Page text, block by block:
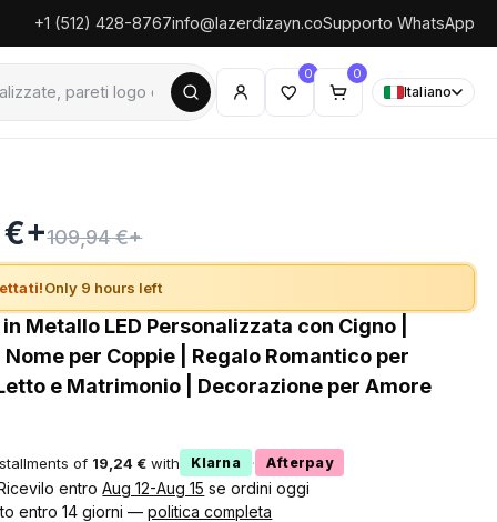
+1 (512) 428-8767info@lazerdizayn.coSupporto WhatsApp
0 0
Italiano
109,94 €+
Only 9 hours left
Metallo LED Personalizzata con Cigno |
per Coppie | Regalo Romantico per
e Matrimonio | Decorazione per Amore
of 19,24 € with Klarna · Afterpay
entroAug 12-Aug 15 se ordini oggi
entro 14 giorni —politica completa